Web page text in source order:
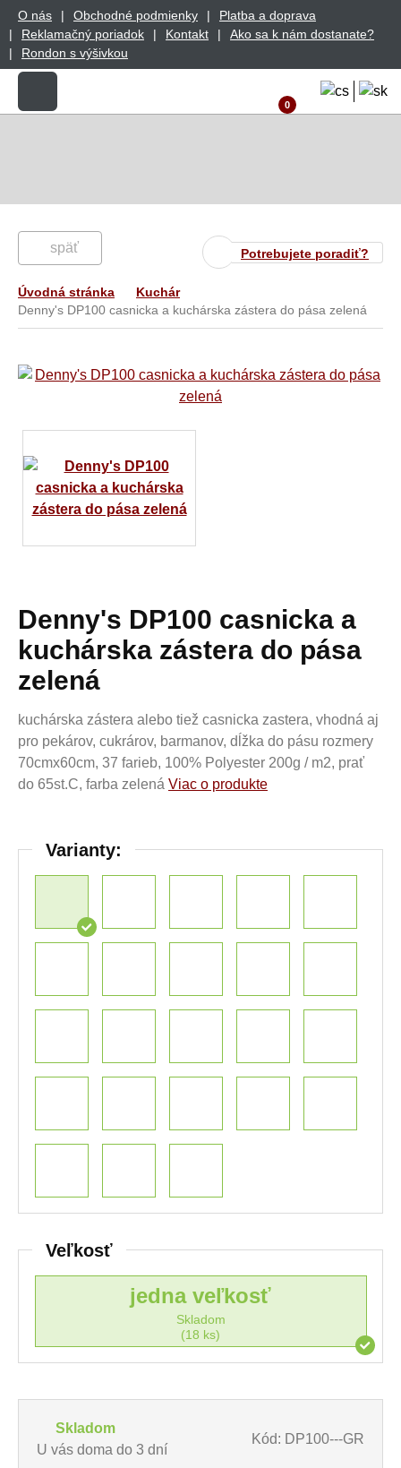
O nás Obchodné podmienky
Platba a doprava
Reklamačný poriadok
Kontakt
Ako sa k nám dostanate?
Rondon s výšivkou
0
Potrebujete poradiť?
späť
Úvodná stránka
Kuchár
Denny's DP100 casnicka a kuchárska zástera do pása zelená
Denny's DP100 casnicka a
kuchárska zástera do pása
zelená
kuchárska zástera alebo tiež casnicka zastera, vhodná aj
pro pekárov, cukrárov, barmanov, dĺžka do pásu rozmery
70cmx60cm, 37 farieb, 100% Polyester 200g / m2, prať
do 65st.C, farba zelená Viac o produkte
Varianty:
Veľkosť
jedna veľkosť
Skladom
(18 ks)
Skladom
U vás doma do 3 dní
Kód: DP100---GR